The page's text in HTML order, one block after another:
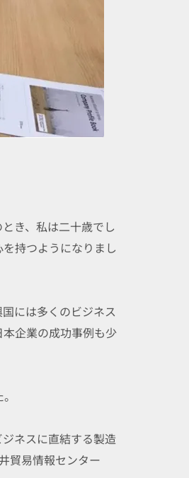
き、私は二十歳でし
持つようになりまし
には多くのビジネス
企業の成功事例も少
ネスに直結する製造
貿易情報センター